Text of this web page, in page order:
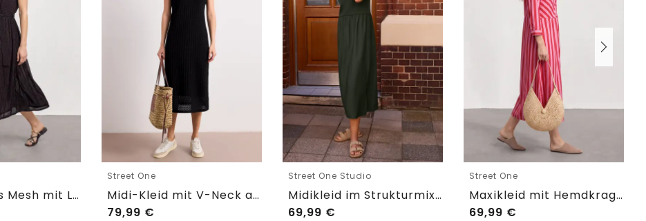
Midikleid aus Mesh mit Leo-Print
Street One
Midi-Kleid mit V-Neck aus Spitze
79,99 €
Street One Studio
Midikleid im Strukturmix mit Rundhals
69,99 €
Street One
Maxikleid mit Hemdkragen und Print
69,99 €